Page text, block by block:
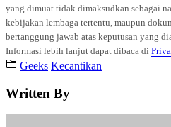
yang dimuat tidak dimaksudkan sebagai
kebijakan lembaga tertentu, maupun
bertanggung jawab atas keputusan yang
Informasi lebih lanjut dapat dibaca di
Geeks Kecantikan
Written By